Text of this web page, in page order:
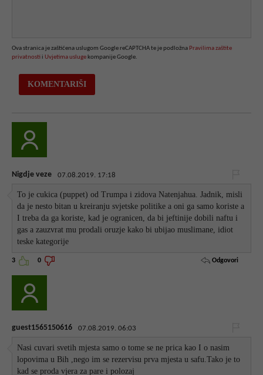
Ova stranica je zaštićena uslugom Google reCAPTCHA te je podložna Pravilima zaštite
privatnosti i Uvjetima usluge kompanije Google.
Nigdje veze 07.08.2019. 17:18
To je cukica (puppet) od Trumpa i zidova Natenjahua. Jadnik, misli
da je nesto bitan u kreiranju svjetske politike a oni ga samo koriste a
I treba da ga koriste, kad je ogranicen, da bi jeftinije dobili naftu i
gas a zauzvrat mu prodali oruzje kako bi ubijao muslimane, idiot
teske kategorije
3 0 Odgovori
guest1565150616 07.08.2019. 06:03
Nasi cuvari svetih mjesta samo o tome se ne prica kao I o nasim
lopovima u Bih ,nego im se rezervisu prva mjesta u safu.Tako je to
kad se proda vjera za pare i polozaj